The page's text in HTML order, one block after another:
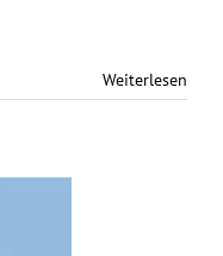
Weiterlesen